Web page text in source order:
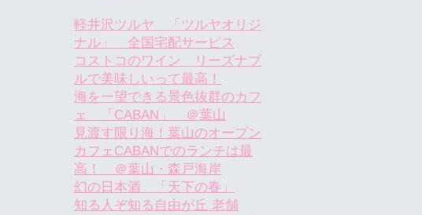
軽井沢ツルヤ 「ツルヤオリジ
ナル」 全国宅配サービス
コストコのワイン リーズナブ
ルで美味しいって最高！
海を一望できる景色抜群のカフ
ェ 「CABAN」 ＠葉山
見渡す限り海！葉山のオープン
カフェCABANでのランチは最
高！ ＠葉山・森戸海岸
幻の日本酒 「天下の春」
知る人ぞ知る自由が丘 老舗